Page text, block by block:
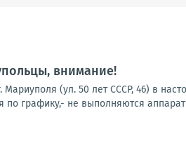
внимание!
(ул. 50 лет СССР, 46) в
по графику,- не выполняются